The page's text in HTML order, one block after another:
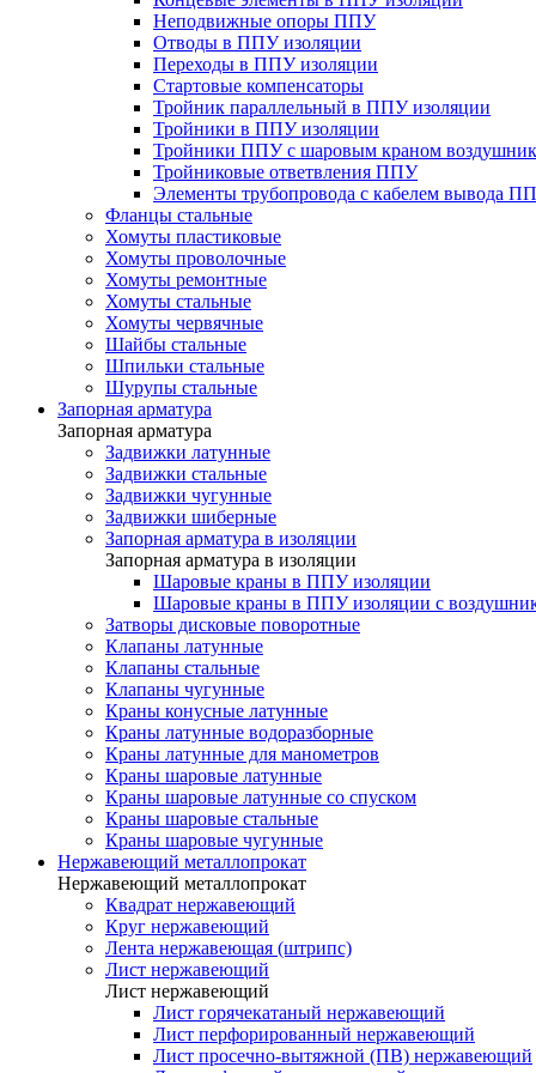
Неподвижные опоры ППУ
Отводы в ППУ изоляции
Переходы в ППУ изоляции
Стартовые компенсаторы
Тройник параллельный в ППУ изоляции
Тройники в ППУ изоляции
Тройники ППУ с шаровым краном
Тройниковые ответвления ППУ
Элементы трубопровода с кабелем вывода
Фланцы стальные
Хомуты пластиковые
Хомуты проволочные
Хомуты ремонтные
Хомуты стальные
Хомуты червячные
Шайбы стальные
Шпильки стальные
Шурупы стальные
Запорная арматура
Запорная арматура
Задвижки латунные
Задвижки стальные
Задвижки чугунные
Задвижки шиберные
Запорная арматура в изоляции
Запорная арматура в изоляции
Шаровые краны в ППУ изоляции
Шаровые краны в ППУ изоляции с
Затворы дисковые поворотные
Клапаны латунные
Клапаны стальные
Клапаны чугунные
Краны конусные латунные
Краны латунные водоразборные
Краны латунные для манометров
Краны шаровые латунные
Краны шаровые латунные со спуском
Краны шаровые стальные
Краны шаровые чугунные
Нержавеющий металлопрокат
Нержавеющий металлопрокат
Квадрат нержавеющий
Круг нержавеющий
Лента нержавеющая (штрипс)
Лист нержавеющий
Лист нержавеющий
Лист горячекатаный нержавеющий
Лист перфорированный нержавеющий
Лист просечно-вытяжной (ПВ) нержавеющий